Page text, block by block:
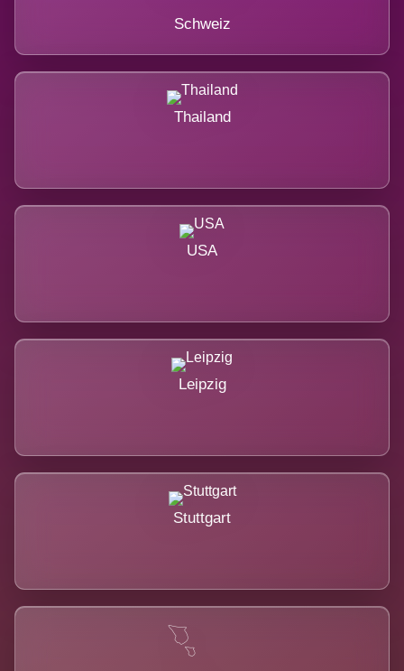
Schweiz
Thailand
USA
Leipzig
Stuttgart